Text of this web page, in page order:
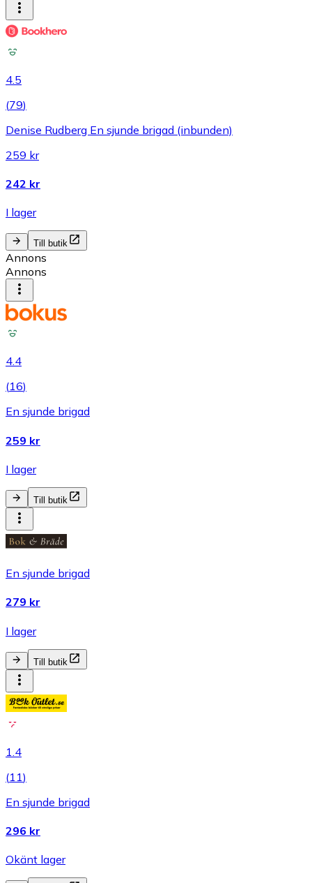
4.5
(79)
Denise Rudberg En sjunde brigad (inbunden)
259 kr
242 kr
I lager
Till butik
Annons
Annons
4.4
(16)
En sjunde brigad
259 kr
I lager
Till butik
En sjunde brigad
279 kr
I lager
Till butik
1.4
(11)
En sjunde brigad
296 kr
Okänt lager